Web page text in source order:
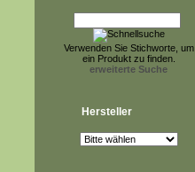
Verwenden Sie Stichworte, um
ein Produkt zu finden.
erweiterte Suche
Hersteller